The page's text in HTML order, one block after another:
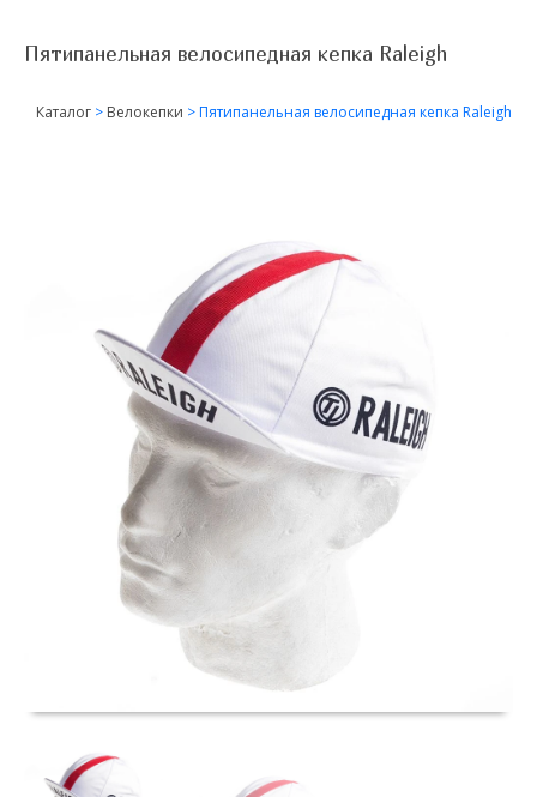
Пятипанельная велосипедная кепка Raleigh
Каталог > Велокепки >Пятипанельная велосипедная кепка Raleigh